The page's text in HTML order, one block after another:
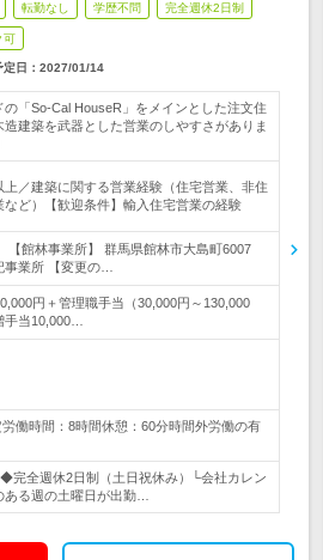
転勤なし 学歴不問 完全週休2日制
可
日： 2027/01/14
の「So-Cal HouseR」をメインとした注文住
建築を武器とした営業のしやすさがありま
上／建築に関する営業経験（住宅営業、非住
など）【歓迎条件】輸入住宅営業の経験
【館林事業所】 群馬県館林市大島町6007
事業所 【変更の…
円＋管理職手当（30,000円～130,000
当10,000…
働時間：8時間休憩：60分時間外労働の有
◆完全週休2日制（土日祝休み）└会社カレン
ある週の土曜日が出勤…